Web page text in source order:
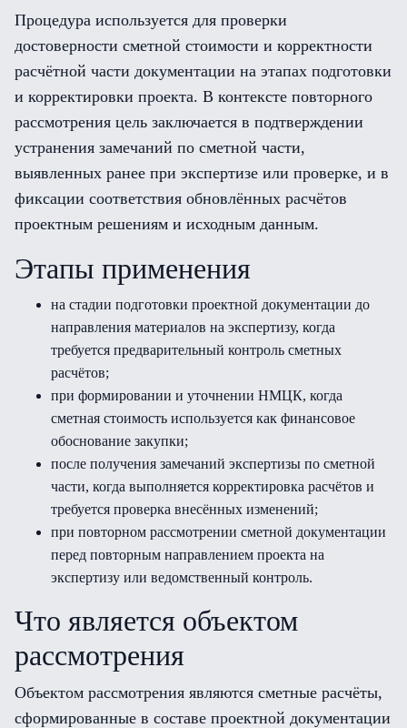
Процедура используется для проверки
достоверности сметной стоимости и корректности
расчётной части документации на этапах подготовки
и корректировки проекта. В контексте повторного
рассмотрения цель заключается в подтверждении
устранения замечаний по сметной части,
выявленных ранее при экспертизе или проверке, и в
фиксации соответствия обновлённых расчётов
проектным решениям и исходным данным.
Этапы применения
на стадии подготовки проектной документации до
направления материалов на экспертизу, когда
требуется предварительный контроль сметных
расчётов;
при формировании и уточнении НМЦК, когда
сметная стоимость используется как финансовое
обоснование закупки;
после получения замечаний экспертизы по сметной
части, когда выполняется корректировка расчётов и
требуется проверка внесённых изменений;
при повторном рассмотрении сметной документации
перед повторным направлением проекта на
экспертизу или ведомственный контроль.
Что является объектом
рассмотрения
Объектом рассмотрения являются сметные расчёты,
сформированные в составе проектной документации